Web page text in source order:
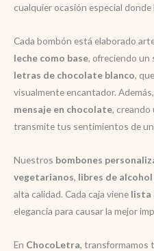
cualquier ocasión especial
Cada bombón está elaborado
leche como base, ofreciendo un
letras de chocolate blanco,
visualmente encantador.
mensaje en chocolate, creando
transmite tus sentimientos de
Nuestros bombones
vegetarianos, libres de alcohol
alta calidad. Cada caja viene lista
elegancia para causar la mejor
En ChocoLetra, transformamos